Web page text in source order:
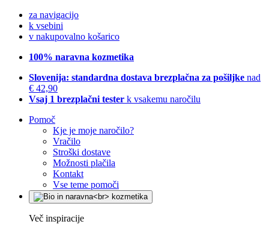
za navigacijo
k vsebini
v nakupovalno košarico
100% naravna kozmetika
Slovenija: standardna dostava brezplačna za pošiljke nad
€ 42,90
Vsaj 1 brezplačni tester k vsakemu naročilu
Pomoč
Kje je moje naročilo?
Vračilo
Stroški dostave
Možnosti plačila
Kontakt
Vse teme pomoči
Več inspiracije